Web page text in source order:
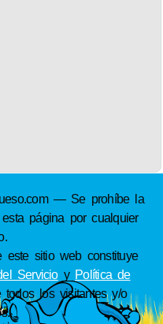
— Se prohíbe la
página por cualquier
sitio web constituye
Servicioy Política de
los visitantes y/o